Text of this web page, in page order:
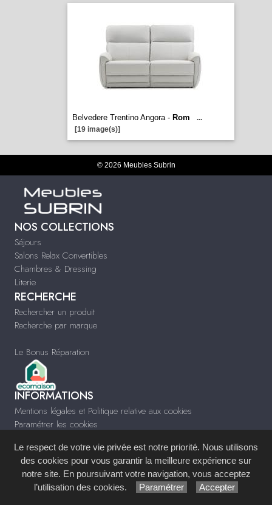
Belvedere Trentino Angora - Rom
...
[19 image(s)]
© 2026 Meubles Subrin
NOS COLLECTIONS
Séjours
Salons Relax Convertibles
Chambres & Dressing
Literie
RECHERCHE
Rechercher un produit
Recherche par marque
Le Bonus Réparation
INFORMATIONS
Mentions légales et Politique relative aux cookies
Paramétrer les cookies
www.meublessubrin.fr
Site réalisé avec leSystème de Gestion de Contenu (SGC)imagenia, créé et
développé en France parmémoire d'images.
Le respect de votre vie privée est notre priorité. Nous utilisons
des cookies pour vous garantir la meilleure expérience sur
notre site. En poursuivant votre navigation, vous acceptez
l’utilisation des cookies.
Paramétrer Accepter